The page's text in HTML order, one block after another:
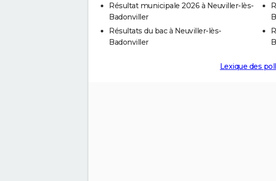
Résultat municipale 2026 à Neuviller-lès-
Badonviller
Résultats du bac à Neuviller-lès-
Badonviller
Lexique des